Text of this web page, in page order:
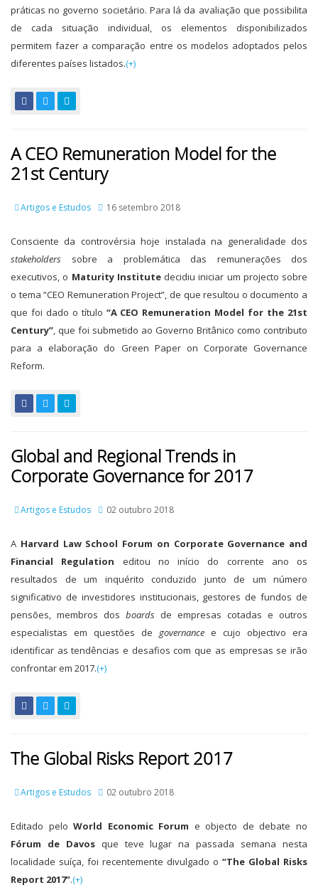
práticas no governo societário. Para lá da avaliação que possibilita
de cada situação individual, os elementos disponibilizados
permitem fazer a comparação entre os modelos adoptados pelos
diferentes países listados.(+)
A CEO Remuneration Model for the
21st Century
Artigos e Estudos 16 setembro 2018
Consciente da controvérsia hoje instalada na generalidade dos
stakeholders sobre a problemática das remunerações dos
executivos, o Maturity Institutedecidiu iniciar um projecto sobre
o tema “CEO Remuneration Project”, de que resultou o documento a
que foi dado o título “A CEO Remuneration Model for the 21st
Century”, que foi submetido ao Governo Britânico como contributo
para a elaboração do Green Paper on Corporate Governance
Reform.
Global and Regional Trends in
Corporate Governance for 2017
Artigos e Estudos 02 outubro 2018
A Harvard Law School Forum on Corporate Governance and
Financial Regulation editou no início do corrente ano os
resultados de um inquérito conduzido junto de um número
significativo de investidores institucionais, gestores de fundos de
pensões, membros dos boards de empresas cotadas e outros
especialistas em questões de governance e cujo objectivo era
identificar as tendências e desafios com que as empresas se irão
confrontar em 2017.(+)
The Global Risks Report 2017
Artigos e Estudos 02 outubro 2018
Editado peloWorld Economic Forum e objecto de debate no
Fórum de Davosque teve lugar na passada semana nesta
localidade suíça, foi recentemente divulgado o “The Global Risks
Report 2017”.(+)